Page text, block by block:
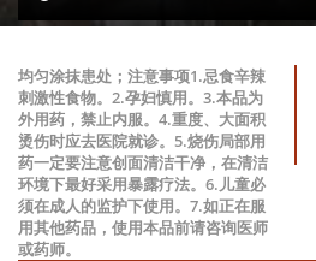
均匀涂抹患处；注意事项1.忌食辛辣
刺激性食物。2.孕妇慎用。3.本品为
外用药，禁止内服。4.重度、大面积
烫伤时应去医院就诊。5.烧伤局部用
药一定要注意创面清洁干净，在清洁
环境下最好采用暴露疗法。6.儿童必
须在成人的监护下使用。7.如正在服
用其他药品，使用本品前请咨询医师
或药师。